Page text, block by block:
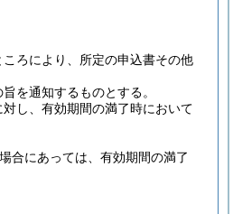
ろにより、所定の申込書その他
を通知するものとする。
し、有効期間の満了時において
合にあっては、有効期間の満了